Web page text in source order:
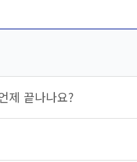
제 끝나나요?